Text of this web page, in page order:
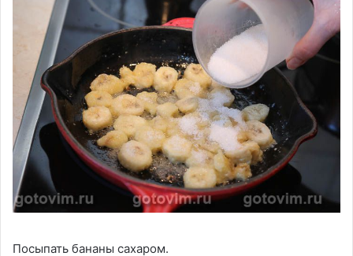
Посыпать бананы сахаром.